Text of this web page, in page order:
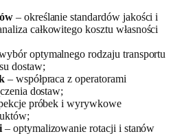
– określanie standardów jakości i
całkowitego kosztu własności
optymalnego rodzaju transportu
dostaw;
– współpraca z operatorami
dostaw;
próbek i wyrywkowe
– optymalizowanie rotacji i stanów